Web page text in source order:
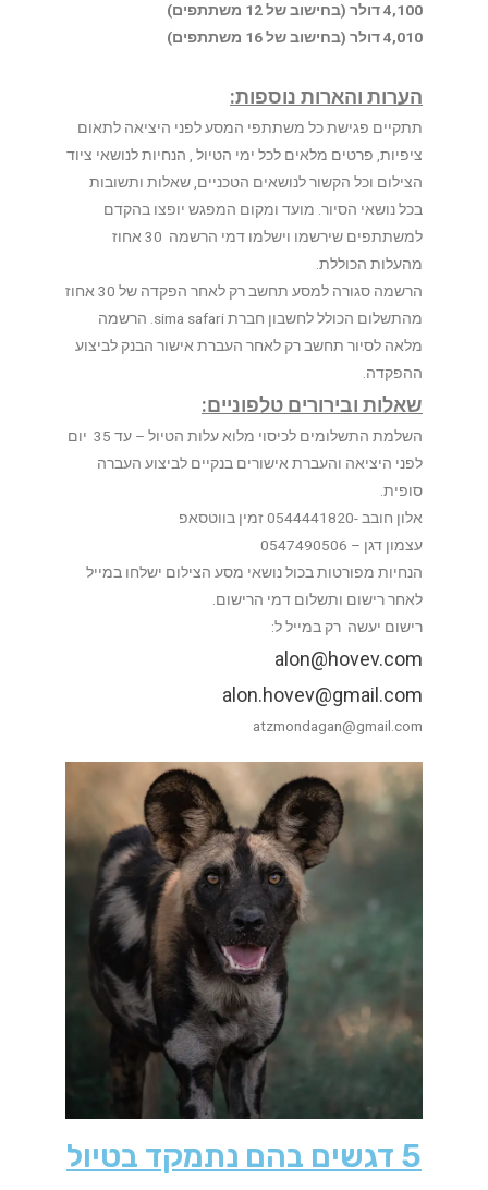
4,100 דולר (בחישוב של 12 משתתפים)
4,010 דולר (בחישוב של 16 משתתפים)
הערות והארות נוספות:
תתקיים פגישת כל משתתפי המסע לפני היציאה לתאום
ציפיות, פרטים מלאים לכל ימי הטיול , הנחיות לנושאי ציוד
הצילום וכל הקשור לנושאים הטכניים, שאלות ותשובות
בכל נושאי הסיור. מועד ומקום המפגש יופצו בהקדם
למשתתפים שירשמו וישלמו דמי הרשמה 30 אחוז
מהעלות הכוללת.
הרשמה סגורה למסע תחשב רק לאחר הפקדה של 30 אחוז
מהתשלום הכולל לחשבון חברת sima safari. הרשמה
מלאה לסיור תחשב רק לאחר העברת אישור הבנק לביצוע
ההפקדה.
שאלות ובירורים טלפוניים:
השלמת התשלומים לכיסוי מלוא עלות הטיול – עד 35 יום
לפני היציאה והעברת אישורים בנקיים לביצוע העברה
סופית.
אלון חובב -0544441820 זמין בווטסאפ
עצמון דגן – 0547490506
הנחיות מפורטות בכול נושאי מסע הצילום ישלחו במייל
לאחר רישום ותשלום דמי הרישום.
רישום יעשה רק במייל ל:
alon@hovev.com
alon.hovev@gmail.com
atzmondagan@gmail.com
5 דגשים בהם נתמקד בטיול